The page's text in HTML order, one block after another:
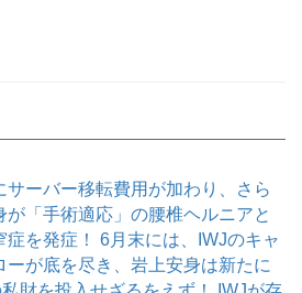
サーバー移転費用が加わり、さら
が「手術適応」の腰椎ヘルニアと
症を発症！ 6月末には、IWJのキャ
ーが底を尽き、岩上安身は新たに